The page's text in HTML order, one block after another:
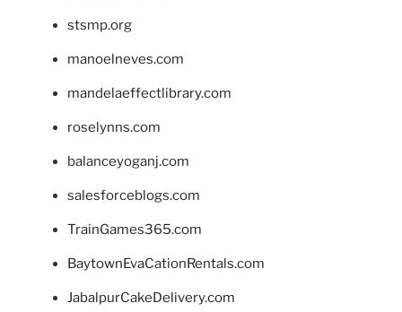
stsmp.org
manoelneves.com
mandelaeffectlibrary.com
roselynns.com
balanceyoganj.com
salesforceblogs.com
TrainGames365.com
BaytownEvaCationRentals.com
JabalpurCakeDelivery.com